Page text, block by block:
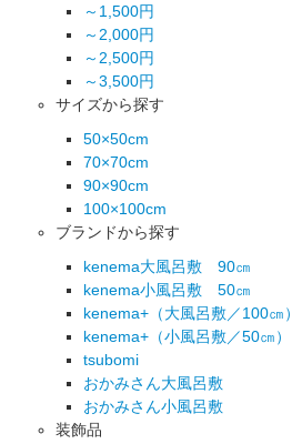
～1,500円
～2,000円
～2,500円
～3,500円
サイズから探す
50×50cm
70×70cm
90×90cm
100×100cm
ブランドから探す
kenema大風呂敷 90㎝
kenema小風呂敷 50㎝
kenema+（大風呂敷／100㎝）
kenema+（小風呂敷／50㎝）
tsubomi
おかみさん大風呂敷
おかみさん小風呂敷
装飾品